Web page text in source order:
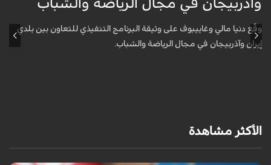
وآذربيجان في مجال الرياضة والشباب
وقّع دنيا مالي وغاييبوف على وثيقة البرنامج التنفيذي للتعاون بين بلدي
إيران وآذربيجان في مجال الرياضة والشباب.
الأكثر مشاهدة